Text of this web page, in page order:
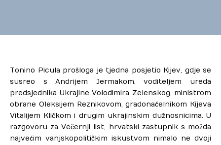
Borba protiv dezinformacija
Zaštita autohtonih proizvoda
Foto natječaji
Tonino Picula prošloga je tjedna posjetio Kijev, gdje se
susreo s Andrijem Jermakom, voditeljem ureda
predsjednika Ukrajine Volodimira Zelenskog, ministrom
obrane Oleksijem Reznikovom, gradonačelnikom Kijeva
Vitalijem Kličkom i drugim ukrajinskim dužnosnicima. U
razgovoru za Večernji list, hrvatski zastupnik s možda
najvećim vanjskopolitičkim iskustvom nimalo ne dvoji